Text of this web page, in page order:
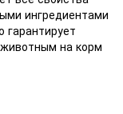
ингредиентами
гарантирует
на корм